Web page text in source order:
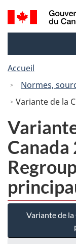
Recherche
et
Accueil
Normes,
Variante de la CPE
Canada
Variante de